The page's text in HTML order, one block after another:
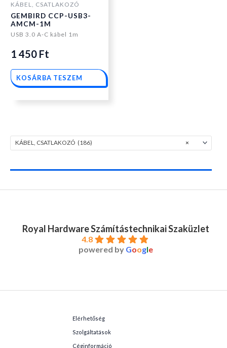
×
KÁBEL, CSATLAKOZÓ (186)
KÁBEL, CSATLAKOZÓ
GEMBIRD CCP-USB3-
AMCM-1M
USB 3.0 A-C kábel 1m
1 450 Ft
KOSÁRBA TESZEM
Royal Hardware Számítástechnikai Szaküzlet
4.8
powered by Google
Elérhetőség
Szolgáltatások
Céginformáció